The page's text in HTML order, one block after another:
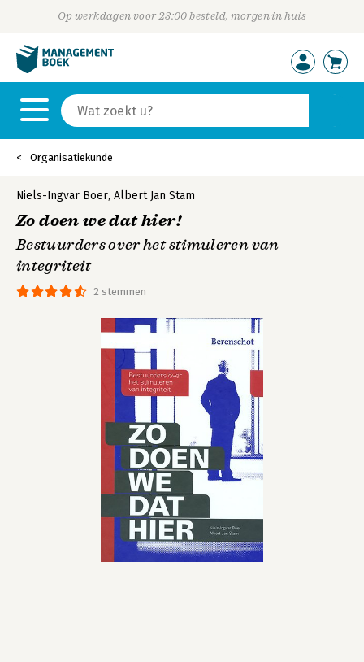
Op werkdagen voor 23:00 besteld, morgen in huis
Organisatiekunde
2 stemmen
Niels-Ingvar Boer, Albert Jan Stam
Zo doen we dat hier!
Bestuurders over het stimuleren van
integriteit